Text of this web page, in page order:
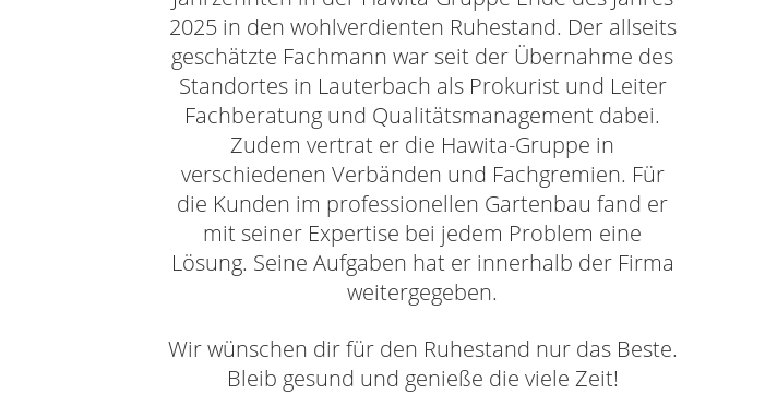
2025 in den wohlverdienten Ruhestand. Der allseits
geschätzte Fachmann war seit der Übernahme des
Standortes in Lauterbach als Prokurist und Leiter
Fachberatung und Qualitätsmanagement dabei.
Zudem vertrat er die Hawita-Gruppe in
verschiedenen Verbänden und Fachgremien. Für
die Kunden im professionellen Gartenbau fand er
mit seiner Expertise bei jedem Problem eine
Lösung. Seine Aufgaben hat er innerhalb der Firma
weitergegeben.
Wir wünschen dir für den Ruhestand nur das Beste.
Bleib gesund und genieße die viele Zeit!